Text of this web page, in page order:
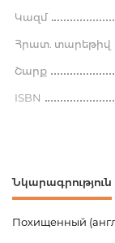
Կազմ
Հրատ. տարեթիվ
Շարք
ISBN
Նկարագրություն
Похищенный